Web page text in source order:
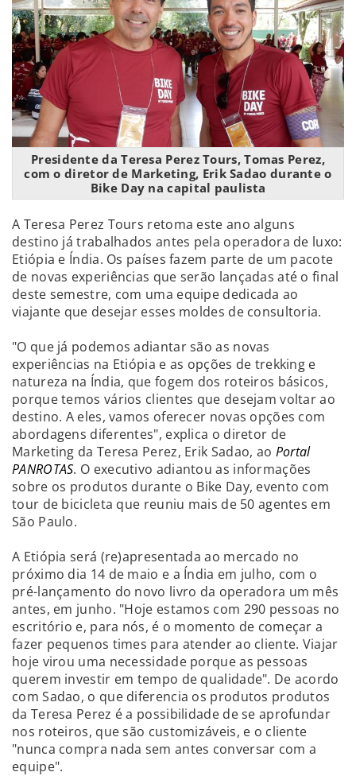
Presidente da Teresa Perez Tours, Tomas Perez,
com o diretor de Marketing, Erik Sadao durante o
Bike Day na capital paulista
A Teresa Perez Tours retoma este ano alguns
destino já trabalhados antes pela operadora de luxo:
Etiópia e Índia. Os países fazem parte de um pacote
de novas experiências que serão lançadas até o final
deste semestre, com uma equipe dedicada ao
viajante que desejar esses moldes de consultoria.
"O que já podemos adiantar são as novas
experiências na Etiópia e as opções de trekking e
natureza na Índia, que fogem dos roteiros básicos,
porque temos vários clientes que desejam voltar ao
destino. A eles, vamos oferecer novas opções com
abordagens diferentes", explica o diretor de
Marketing da Teresa Perez, Erik Sadao, ao Portal
PANROTAS. O executivo adiantou as informações
sobre os produtos durante o Bike Day, evento com
tour de bicicleta que reuniu mais de 50 agentes em
São Paulo.
A Etiópia será (re)apresentada ao mercado no
próximo dia 14 de maio e a Índia em julho, com o
pré-lançamento do novo livro da operadora um mês
antes, em junho. "Hoje estamos com 290 pessoas no
escritório e, para nós, é o momento de começar a
fazer pequenos times para atender ao cliente. Viajar
hoje virou uma necessidade porque as pessoas
querem investir em tempo de qualidade". De acordo
com Sadao, o que diferencia os produtos produtos
da Teresa Perez é a possibilidade de se aprofundar
nos roteiros, que são customizáveis, e o cliente
"nunca compra nada sem antes conversar com a
equipe".